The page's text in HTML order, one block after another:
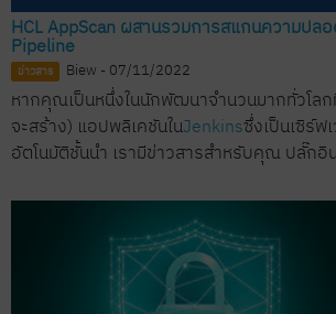
HCL AppScan ผสานรวมการสแกนความปล
Pipeline
ข่าวสาร Biew - 07/11/2022
หากคุณเป็นหนึ่งในนักพัฒนาจำนวนมากทั่วโลก
จะสร้าง) แอปพลิเคชันในJenkinsซึ่งเป็นเซิร์ฟ
อัตโนมัติชั้นนำ เรามีข่าวสารสำหรับคุณ ปลั๊กอิ